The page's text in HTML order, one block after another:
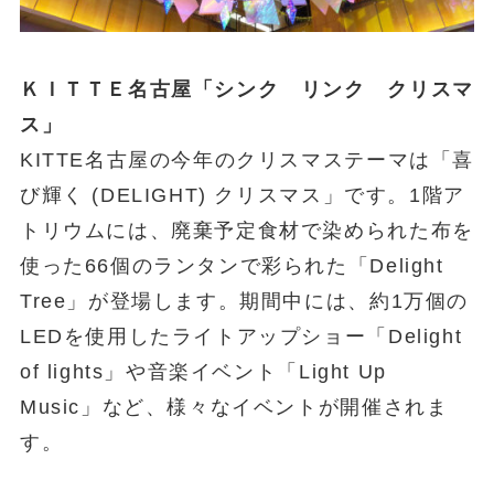
ＫＩＴＴＥ名古屋「シンク リンク クリスマ
ス」
KITTE名古屋の今年のクリスマステーマは「喜
び輝く (DELIGHT) クリスマス」です。1階ア
トリウムには、廃棄予定食材で染められた布を
使った66個のランタンで彩られた「Delight
Tree」が登場します。期間中には、約1万個の
LEDを使用したライトアップショー「Delight
of lights」や音楽イベント「Light Up
Music」など、様々なイベントが開催されま
す。